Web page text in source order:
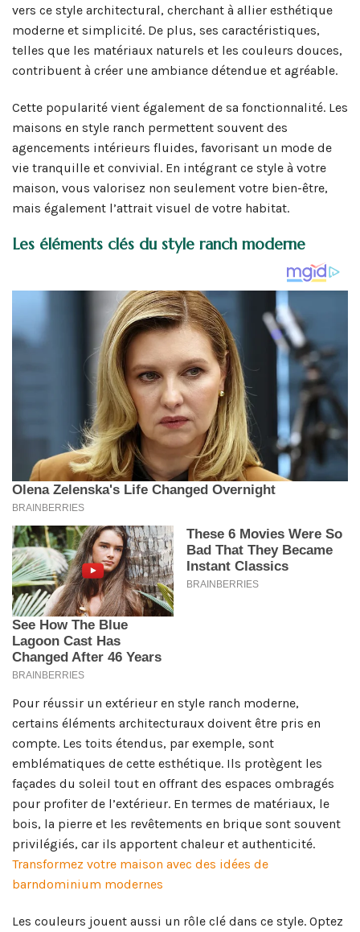
vers ce style architectural, cherchant à allier esthétique
moderne et simplicité. De plus, ses caractéristiques,
telles que les matériaux naturels et les couleurs douces,
contribuent à créer une ambiance détendue et agréable.
Cette popularité vient également de sa fonctionnalité. Les
maisons en style ranch permettent souvent des
agencements intérieurs fluides, favorisant un mode de
vie tranquille et convivial. En intégrant ce style à votre
maison, vous valorisez non seulement votre bien-être,
mais également l’attrait visuel de votre habitat.
Les éléments clés du style ranch moderne
Pour réussir un extérieur en style ranch moderne,
certains éléments architecturaux doivent être pris en
compte. Les toits étendus, par exemple, sont
emblématiques de cette esthétique. Ils protègent les
façades du soleil tout en offrant des espaces ombragés
pour profiter de l’extérieur. En termes de matériaux, le
bois, la pierre et les revêtements en brique sont souvent
privilégiés, car ils apportent chaleur et authenticité.
Transformez votre maison avec des idées de
barndominium modernes
Les couleurs jouent aussi un rôle clé dans ce style. Optez